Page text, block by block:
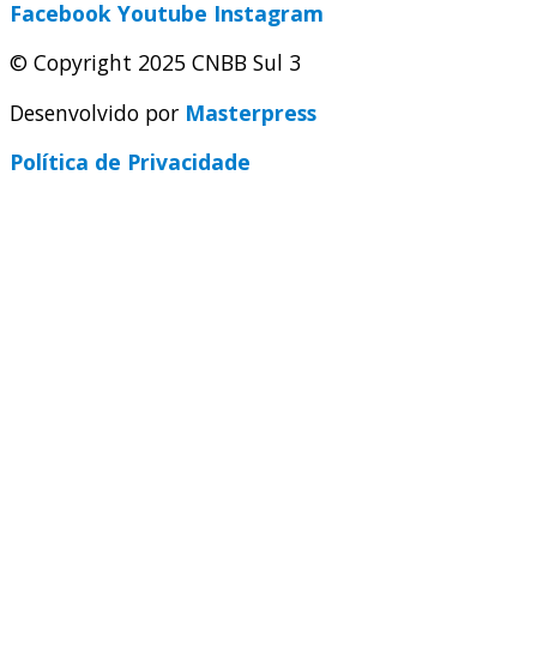
Facebook Youtube Instagram
© Copyright 2025 CNBB Sul 3
Desenvolvido por Masterpress
Política de Privacidade